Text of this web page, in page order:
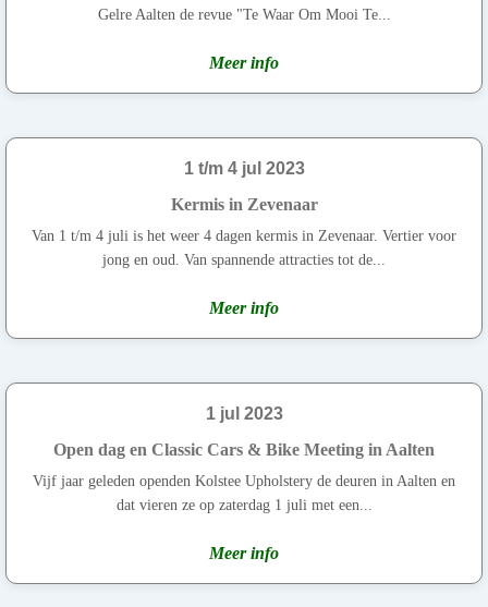
Gelre Aalten de revue "Te Waar Om Mooi Te...
Meer info
1 t/m 4 jul 2023
Kermis in Zevenaar
Van 1 t/m 4 juli is het weer 4 dagen kermis in Zevenaar. Vertier voor
jong en oud. Van spannende attracties tot de...
Meer info
1 jul 2023
Open dag en Classic Cars & Bike Meeting in Aalten
Vijf jaar geleden openden Kolstee Upholstery de deuren in Aalten en
dat vieren ze op zaterdag 1 juli met een...
Meer info